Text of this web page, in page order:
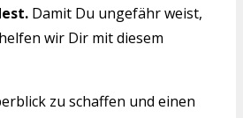
Damit Du ungefähr weist,
wir Dir mit diesem
zu schaffen und einen